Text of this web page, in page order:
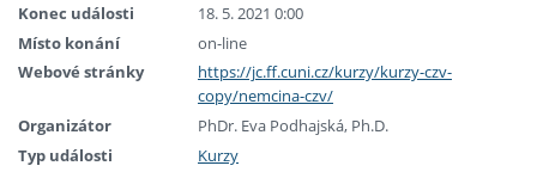
Konec události
18. 5. 2021 0:00
Místo konání
on-line
Webové stránky
https://jc.ff.cuni.cz/kurzy/kurzy-czv-
copy/nemcina-czv/
Organizátor
PhDr. Eva Podhajská, Ph.D.
Typ události
Kurzy